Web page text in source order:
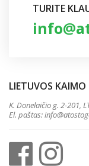
TURITE
LIETUVOS
K. Donelaičio g. 2-201,
El. paštas: